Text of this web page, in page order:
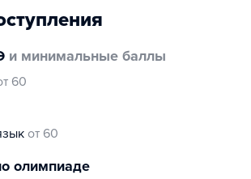
и минимальные баллы
60
от 60
олимпиаде